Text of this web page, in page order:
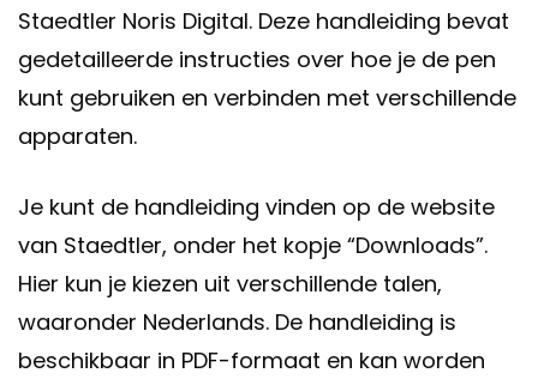
Staedtler Noris Digital. Deze handleiding bevat
gedetailleerde instructies over hoe je de pen
kunt gebruiken en verbinden met verschillende
apparaten.
Je kunt de handleiding vinden op de website
van Staedtler, onder het kopje “Downloads”.
Hier kun je kiezen uit verschillende talen,
waaronder Nederlands. De handleiding is
beschikbaar in PDF-formaat en kan worden